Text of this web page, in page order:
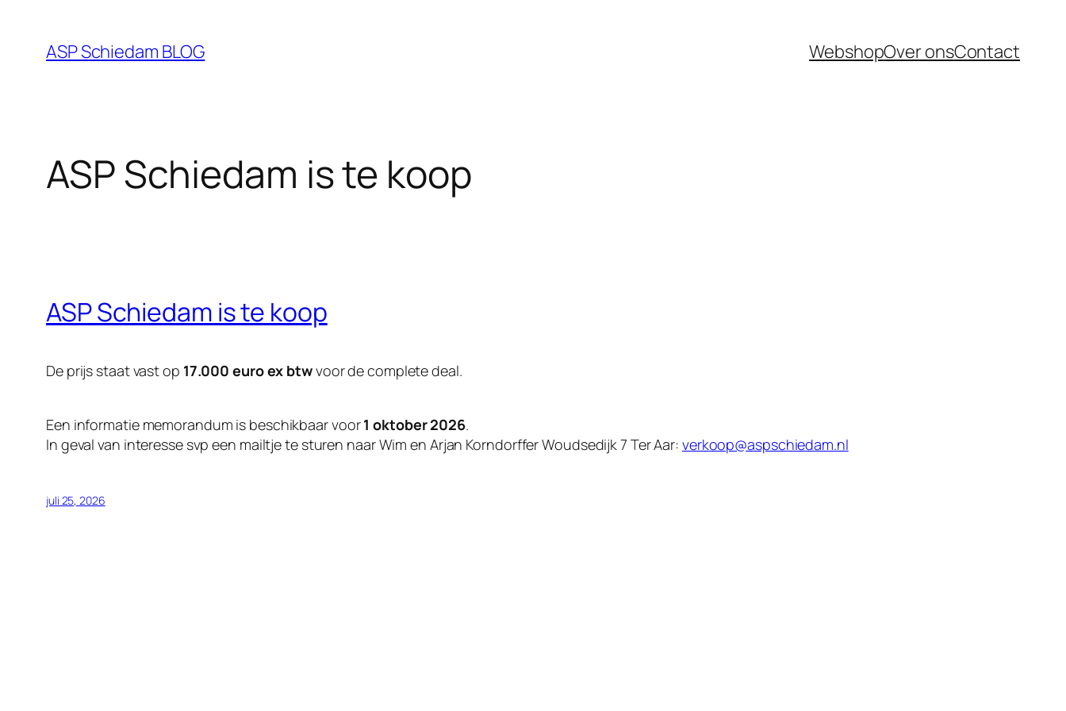
ASP Schiedam BLOG WebshopOver onsContact
ASP Schiedam is te koop
ASP Schiedam is te koop
De prijs staat vast op 17.000 euro ex btwvoor de complete deal.
Een informatie memorandum is beschikbaar voor1 oktober 2026.
In geval van interesse svp een mailtje te sturen naar Wim en Arjan Korndorffer Woudsedijk 7 Ter Aar: verkoop@aspschiedam.nl
juli 25, 2026